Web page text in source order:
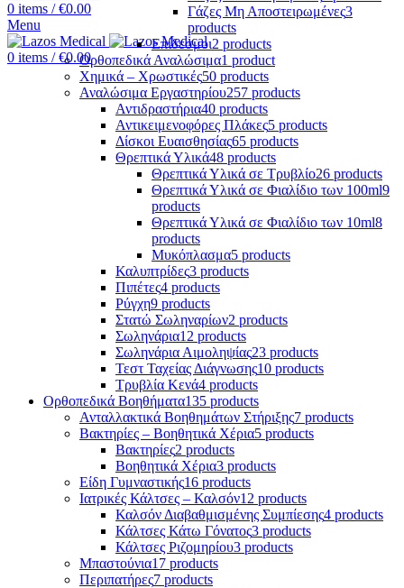
0 items / €0.00
Menu
0 items / €0.00
Γάζες Μη Αποστειρωμένες3
products
Επίδεσμοι2 products
Ορθοπεδικά Αναλώσιμα1 product
Χημικά – Χρωστικές50 products
Αναλώσιμα Εργαστηρίου257 products
Αντιδραστήρια40 products
Αντικειμενοφόρες Πλάκες5 products
Δίσκοι Ευαισθησίας65 products
Θρεπτικά Υλικά48 products
Θρεπτικά Υλικά σε Τρυβλίο26 products
Θρεπτικά Υλικά σε Φιαλίδιο των 100ml9
products
Θρεπτικά Υλικά σε Φιαλίδιο των 10ml8
products
Μυκόπλασμα5 products
Καλυπτρίδες3 products
Πιπέτες4 products
Ρύγχη9 products
Στατώ Σωληναρίων2 products
Σωληνάρια12 products
Σωληνάρια Αιμοληψίας23 products
Τεστ Ταχείας Διάγνωσης10 products
Τρυβλία Κενά4 products
Ορθοπεδικά Βοηθήματα135 products
Ανταλλακτικά Βοηθημάτων Στήριξης7 products
Βακτηρίες – Βοηθητικά Χέρια5 products
Βακτηρίες2 products
Βοηθητικά Χέρια3 products
Είδη Γυμναστικής16 products
Ιατρικές Κάλτσες – Καλσόν12 products
Καλσόν Διαβαθμισμένης Συμπίεσης4 products
Κάλτσες Κάτω Γόνατος3 products
Κάλτσες Ριζομηρίου3 products
Μπαστούνια17 products
Περιπατήρες7 products